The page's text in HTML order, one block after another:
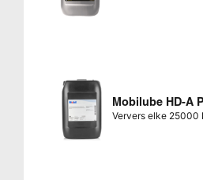
Mobilube HD-A
Ververs elke 25000